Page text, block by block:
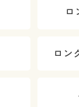
ロ
ロン